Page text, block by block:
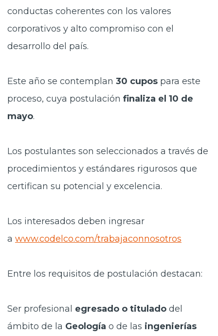
conductas coherentes con los valores
corporativos y alto compromiso con el
desarrollo del país.
Este año se contemplan 30 cupos para este
proceso, cuya postulación finaliza el 10 de
mayo.
Los postulantes son seleccionados a través de
procedimientos y estándares rigurosos que
certifican su potencial y excelencia.
Los interesados deben ingresar
a www.codelco.com/trabajaconnosotros
Entre los requisitos de postulación destacan:
Ser profesional egresado o titulado del
ámbito de la Geología o de las ingenierías